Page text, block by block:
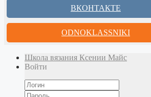
ВКОНТАКТЕ
ODNOKLASSNIKI
Школа вязания Ксении Майс
Войти